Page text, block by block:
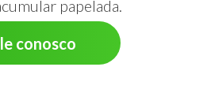
papelada.
conosco